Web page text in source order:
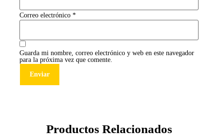
Correo electrónico *
Guarda mi nombre, correo electrónico y web en este navegador
para la próxima vez que comente.
Productos Relacionados